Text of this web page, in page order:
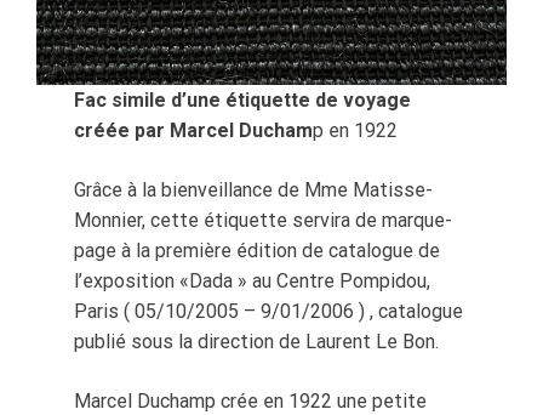
Fac simile d’une étiquette de voyage
créée par Marcel Duchamp en 1922
Grâce à la bienveillance de Mme Matisse-
Monnier, cette étiquette servira de marque-
page à la première édition de catalogue de
l’exposition «Dada » au Centre Pompidou,
Paris ( 05/10/2005 – 9/01/2006 ) , catalogue
publié sous la direction de Laurent Le Bon.
Marcel Duchamp crée en 1922 une petite